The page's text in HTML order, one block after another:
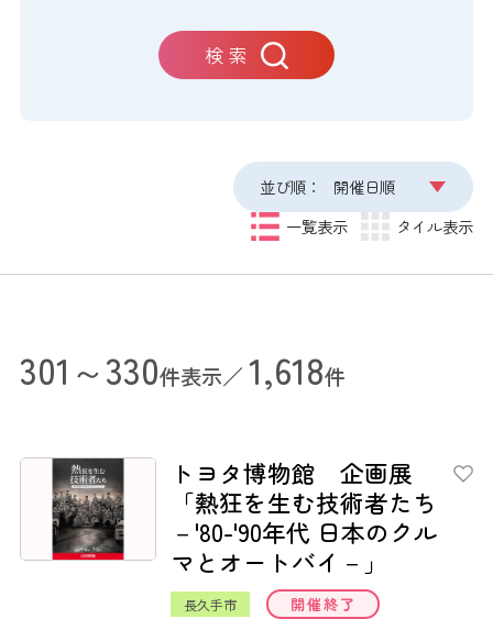
検 索
並び順：
開催日順
一覧表示
タイル表示
301～330件表示／ 1,618件
トヨタ博物館 企画展
「熱狂を生む技術者たち
－'80-'90年代 日本のクル
マとオートバイ－」
長久手市 開催終了